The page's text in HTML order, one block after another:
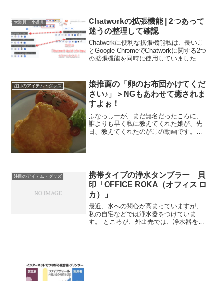
て、パソコンでテレビが見れます、とい
うのを売り文句にしている...
大道具・小道具
Chatworkの拡張機能 | 2つあって
迷うの整理して確認
Chatworkに便利な拡張機能私は、長いこ
とGoogle ChromeでChatworkに関する2つ
の拡張機能を同時に使用していました。
てみました。すると、実は、2つ...
注目のアイテム・グッズ
娘推薦の「卵のお布団かけてくだ
さい♪」＞NGもあわせて癒されま
すよぉ！
ふなっしーが、まだ無名だったころに、
誰よりも早く私に教えてくれた娘が、先
日、教えてくれたのがこの動画です。
注目のアイテム・グッズ
携帯タイプの浄水タンブラー 貝
印「OFFICE ROKA（オフィス ロ
カ）」
最近、水への関心が高まっていますが、
私の自宅などでは浄水器をつけていま
す。 ところが、外出先では、浄水器を通